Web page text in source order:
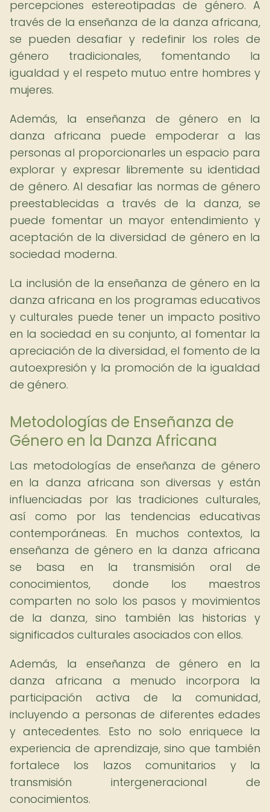
percepciones estereotipadas de género. A
través de la enseñanza de la danza africana,
se pueden desafiar y redefinir los roles de
género tradicionales, fomentando la
igualdad y el respeto mutuo entre hombres y
mujeres.
Además, la enseñanza de género en la
danza africana puede empoderar a las
personas al proporcionarles un espacio para
explorar y expresar libremente su identidad
de género. Al desafiar las normas de género
preestablecidas a través de la danza, se
puede fomentar un mayor entendimiento y
aceptación de la diversidad de género en la
sociedad moderna.
La inclusión de la enseñanza de género en la
danza africana en los programas educativos
y culturales puede tener un impacto positivo
en la sociedad en su conjunto, al fomentar la
apreciación de la diversidad, el fomento de la
autoexpresión y la promoción de la igualdad
de género.
Metodologías de Enseñanza de
Género en la Danza Africana
Las metodologías de enseñanza de género
en la danza africana son diversas y están
influenciadas por las tradiciones culturales,
así como por las tendencias educativas
contemporáneas. En muchos contextos, la
enseñanza de género en la danza africana
se basa en la transmisión oral de
conocimientos, donde los maestros
comparten no solo los pasos y movimientos
de la danza, sino también las historias y
significados culturales asociados con ellos.
Además, la enseñanza de género en la
danza africana a menudo incorpora la
participación activa de la comunidad,
incluyendo a personas de diferentes edades
y antecedentes. Esto no solo enriquece la
experiencia de aprendizaje, sino que también
fortalece los lazos comunitarios y la
transmisión intergeneracional de
conocimientos.